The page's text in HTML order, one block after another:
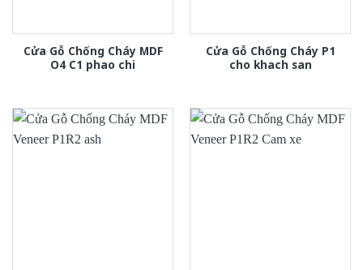
Cửa Gỗ Chống Cháy MDF
O4 C1 phao chi
Cửa Gỗ Chống Cháy P1
cho khach san